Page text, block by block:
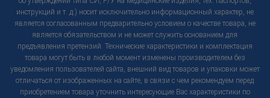
инструкций и т. д.) носит исключительно информационный характер, не
является согласованным предварительно условием о качестве товара, не
является обязательством и не может служить основанием для
предъявления претензий. Технические характеристики и комплектация
товара могут быть в любой момент изменены производителем без
уведомления пользователей сайта, внешний вид товаров и упаковки может
отличаться от изображенных на сайте, в связи с чем рекомендуем перед
приобретением товара уточнить интересующие Вас характеристики по